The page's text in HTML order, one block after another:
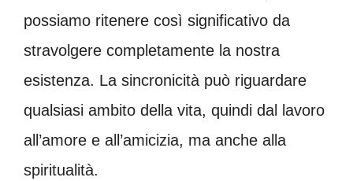
possiamo ritenere così significativo da
stravolgere completamente la nostra
esistenza. La sincronicità può riguardare
qualsiasi ambito della vita, quindi dal lavoro
all’amore e all’amicizia, ma anche alla
spiritualità.